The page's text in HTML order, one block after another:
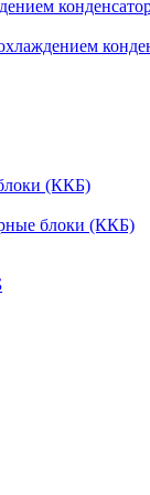
(ККБ)
блоки (ККБ)